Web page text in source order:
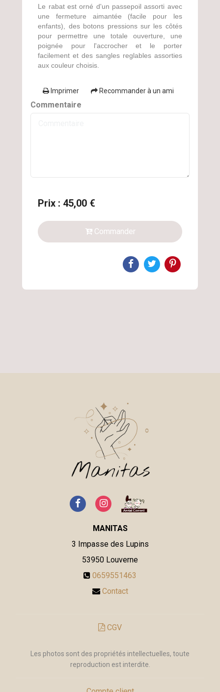
Le rabat est orné d'un passepoil assorti avec
une fermeture aimantée (facile pour les
enfants), des botons pressions sur les côtés
pour permettre une totale ouverture, une
poignée pour l'accrocher et le porter
facilement et des sangles reglables assorties
aux couleur choisis.
Imprimer Recommander à un ami
Commentaire
Prix : 45,00 €
Commander
MANITAS
3 Impasse des Lupins
53950 Louverne
0659551463
Contact
CGV
Les photos sont des propriétés intellectuelles, toute
reproduction est interdite.